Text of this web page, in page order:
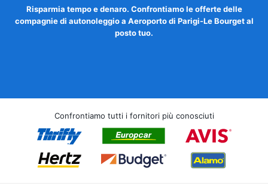
Risparmia tempo e denaro. Confrontiamo le offerte delle
compagnie di autonoleggio a Aeroporto di Parigi-Le Bourget al
posto tuo.
Confrontiamo tutti i fornitori più conosciuti